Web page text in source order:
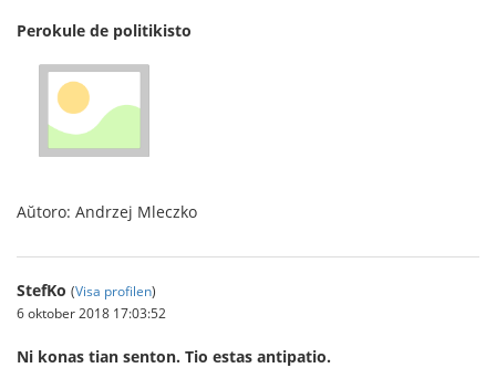
Perokule de politikisto
Aŭtoro: Andrzej Mleczko
StefKo (Visa profilen)
6 oktober 2018 17:03:52
Ni konas tian senton. Tio estas antipatio.